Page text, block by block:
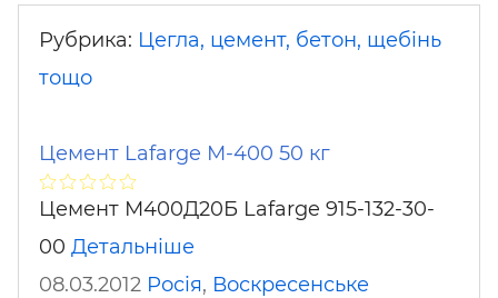
Рубрика: Цегла, цемент, бетон, щебінь
тощо
Цемент Lafarge М-400 50 кг
Цемент М400Д20Б Lafarge 915-132-30-
00 Детальніше
08.03.2012 Росія, Воскресенське